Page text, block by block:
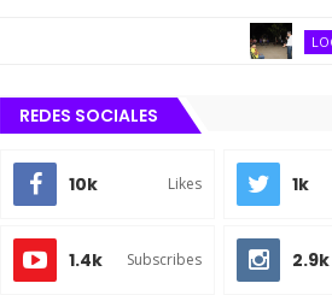
LOCAL
REDES SOCIALES
10k Likes 1k
1.4k Subscribes 2.9k